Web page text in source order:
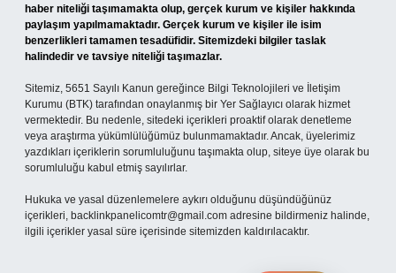
haber niteliği taşımamakta olup, gerçek kurum ve kişiler hakkında
paylaşım yapılmamaktadır. Gerçek kurum ve kişiler ile isim
benzerlikleri tamamen tesadüfidir. Sitemizdeki bilgiler taslak
halindedir ve tavsiye niteliği taşımazlar.
Sitemiz, 5651 Sayılı Kanun gereğince Bilgi Teknolojileri ve İletişim
Kurumu (BTK) tarafından onaylanmış bir Yer Sağlayıcı olarak hizmet
vermektedir. Bu nedenle, sitedeki içerikleri proaktif olarak denetleme
veya araştırma yükümlülüğümüz bulunmamaktadır. Ancak, üyelerimiz
yazdıkları içeriklerin sorumluluğunu taşımakta olup, siteye üye olarak bu
sorumluluğu kabul etmiş sayılırlar.
Hukuka ve yasal düzenlemelere aykırı olduğunu düşündüğünüz
içerikleri, backlinkpanelicomtr@gmail.com adresine bildirmeniz halinde,
ilgili içerikler yasal süre içerisinde sitemizden kaldırılacaktır.